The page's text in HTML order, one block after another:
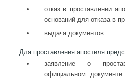
отказ в проставлении
оснований для отказа в
выдача документов.
Для проставления апостиля
заявление о
официальном